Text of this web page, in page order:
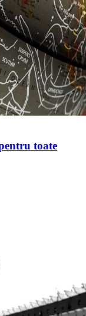
toate